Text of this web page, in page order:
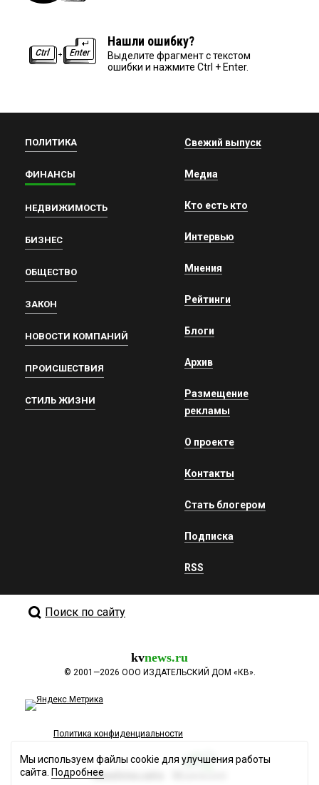
Нашли ошибку?
Выделите фрагмент с текстом
ошибки и нажмите Ctrl + Enter.
ПОЛИТИКА
ФИНАНСЫ
НЕДВИЖИМОСТЬ
БИЗНЕС
ОБЩЕСТВО
ЗАКОН
НОВОСТИ КОМПАНИЙ
ПРОИСШЕСТВИЯ
СТИЛЬ ЖИЗНИ
Свежий выпуск
Медиа
Кто есть кто
Интервью
Мнения
Рейтинги
Блоги
Архив
Размещение
рекламы
О проекте
Контакты
Стать блогером
Подписка
RSS
Поиск по сайту
kvnews.ru
© 2001—2026 ООО ИЗДАТЕЛЬСКИЙ ДОМ «КВ».
Политика конфиденциальности
Разработка сайта
Мы используем файлы cookie для улучшения работы
сайта. Подробнее